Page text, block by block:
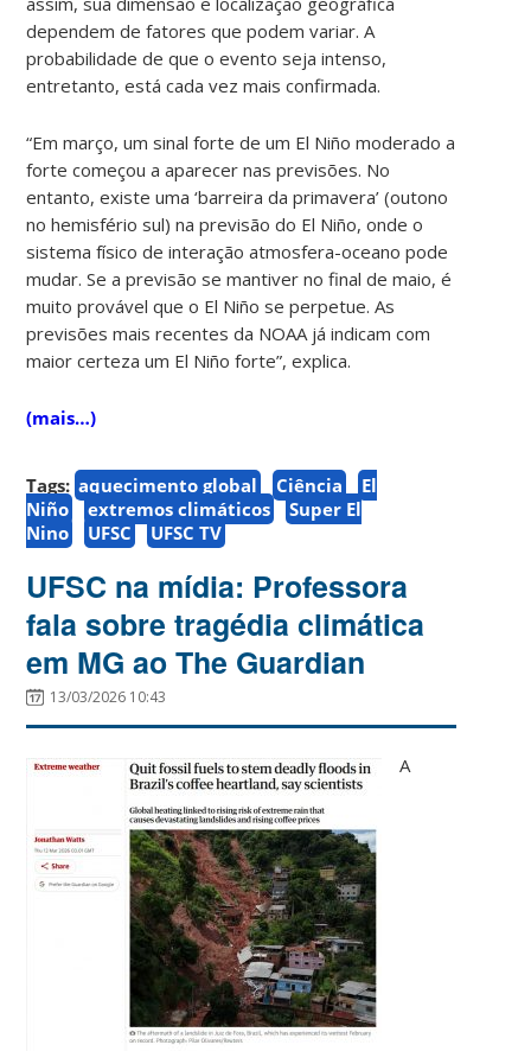
dependem de fatores que podem variar. A
probabilidade de que o evento seja intenso,
entretanto, está cada vez mais confirmada.
“Em março, um sinal forte de um El Niño moderado a
forte começou a aparecer nas previsões. No
entanto, existe uma ‘barreira da primavera’ (outono
no hemisfério sul) na previsão do El Niño, onde o
sistema físico de interação atmosfera-oceano pode
mudar. Se a previsão se mantiver no final de maio, é
muito provável que o El Niño se perpetue. As
previsões mais recentes da NOAA já indicam com
maior certeza um El Niño forte”, explica.
(mais…)
Tags: aquecimento global Ciência
El
Niño
extremos climáticos
Super El
Nino
UFSC UFSC TV
UFSC na mídia: Professora
fala sobre tragédia climática
em MG ao The Guardian
13/03/2026 10:43
A